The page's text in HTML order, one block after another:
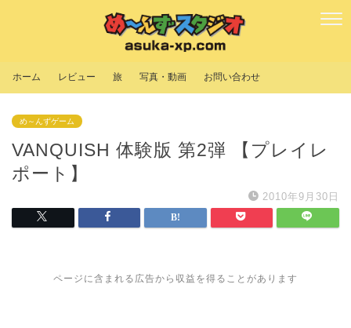
ホーム レビュー 旅 写真・動画 お問い合わせ
め～んずゲーム
VANQUISH 体験版 第2弾 【プレイレ
ポート】
2010年9月30日
ページに含まれる広告から収益を得ることがあります